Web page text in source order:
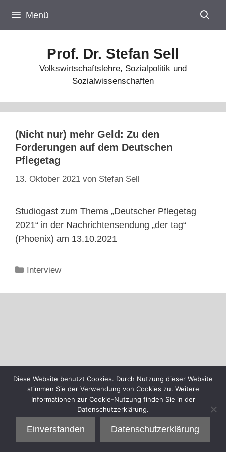
Inhalt
springen
Menü
Prof. Dr. Stefan Sell
Volkswirtschaftslehre, Sozialpolitik und
Sozialwissenschaften
(Nicht nur) mehr Geld: Zu den
Forderungen auf dem Deutschen
Pflegetag
13. Oktober 2021 von Stefan Sell
Studiogast zum Thema „Deutscher Pflegetag
2021“ in der Nachrichtensendung „der tag“
(Phoenix) am 13.10.2021
Kategorien
Interview
Diese Website benutzt Cookies. Durch Nutzung dieser Website
stimmen Sie der Verwendung von Cookies zu. Weitere
Informationen zur Cookie-Nutzung finden Sie in der
Datenschutzerklärung.
Einverstanden Datenschutzerklärung